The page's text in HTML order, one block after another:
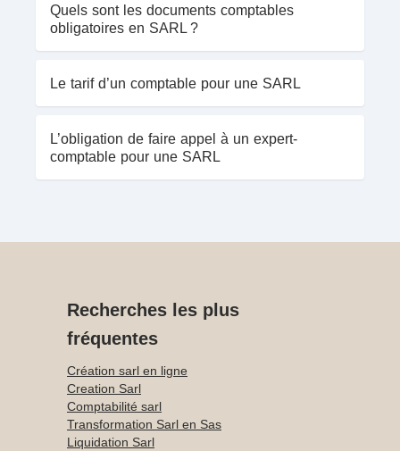
Quels sont les documents comptables
obligatoires en SARL ?
Le tarif d’un comptable pour une SARL
L’obligation de faire appel à un expert-
comptable pour une SARL
Recherches les plus
fréquentes
Création sarl en ligne
Creation Sarl
Comptabilité sarl
Transformation Sarl en Sas
Liquidation Sarl